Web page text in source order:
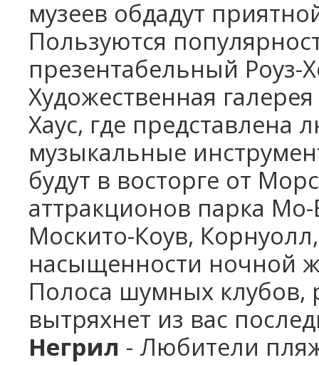
музеев обдадут
Пользуются
презентабельный Роуз-
Художественная
Хаус, где представлена
музыкальные
будут в восторге от
аттракционов парка
Москито-Коув,
насыщенности ночной
Полоса шумных клубов,
вытряхнет из вас
Негрил - Любители